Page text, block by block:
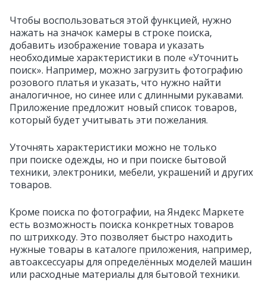
Чтобы воспользоваться этой функцией, нужно
нажать на значок камеры в строке поиска,
добавить изображение товара и указать
необходимые характеристики в поле «Уточнить
поиск». Например, можно загрузить фотографию
розового платья и указать, что нужно найти
аналогичное, но синее или с длинными рукавами.
Приложение предложит новый список товаров,
который будет учитывать эти пожелания.
Уточнять характеристики можно не только
при поиске одежды, но и при поиске бытовой
техники, электроники, мебели, украшений и других
товаров.
Кроме поиска по фотографии, на Яндекс Маркете
есть возможность поиска конкретных товаров
по штрихкоду. Это позволяет быстро находить
нужные товары в каталоге приложения, например,
автоаксессуары для определённых моделей машин
или расходные материалы для бытовой техники.